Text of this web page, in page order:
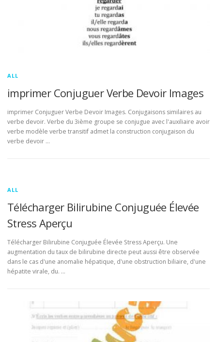
ALL
imprimer Conjuguer Verbe Devoir Images
imprimer Conjuguer Verbe Devoir Images. Conjugaisons similaires au
verbe devoir. Verbe du 3ième groupe se conjugue avec l'auxiliaire avoir
verbe modèle verbe transitif admet la construction conjugaison du
verbe devoir …
ALL
Télécharger Bilirubine Conjuguée Élevée
Stress Aperçu
Télécharger Bilirubine Conjuguée Élevée Stress Aperçu. Une
augmentation du taux de bilirubine directe peut aussi être observée
dans le cas d'une anomalie hépatique, d'une obstruction biliaire, d'une
hépatite virale, du. …